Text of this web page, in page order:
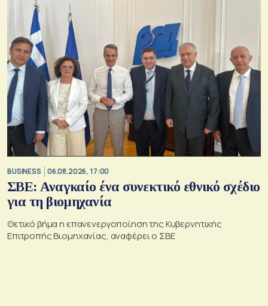
BUSINESS 06.08.2026, 17:00
ΣΒΕ: Αναγκαίο ένα συνεκτικό εθνικό σχέδιο
για τη βιομηχανία
Θετικό βήμα η επανενεργοποίηση της Κυβερνητικής
Επιτροπής Βιομηχανίας, αναφέρει ο ΣΒΕ